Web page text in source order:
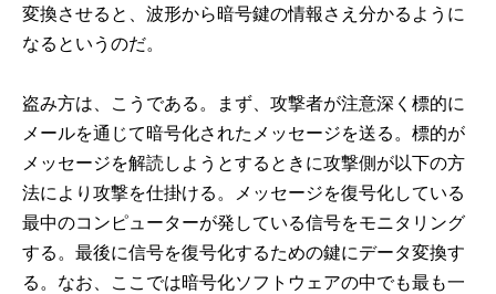
変換させると、波形から暗号鍵の情報さえ分かるように
なるというのだ。
盗み方は、こうである。まず、攻撃者が注意深く標的に
メールを通じて暗号化されたメッセージを送る。標的が
メッセージを解読しようとするときに攻撃側が以下の方
法により攻撃を仕掛ける。メッセージを復号化している
最中のコンピューターが発している信号をモニタリング
する。最後に信号を復号化するための鍵にデータ変換す
る。なお、ここでは暗号化ソフトウェアの中でも最も一